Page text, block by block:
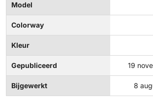
Model
Colorway
Kleur
Gepubliceerd 19
Bijgewerkt 8